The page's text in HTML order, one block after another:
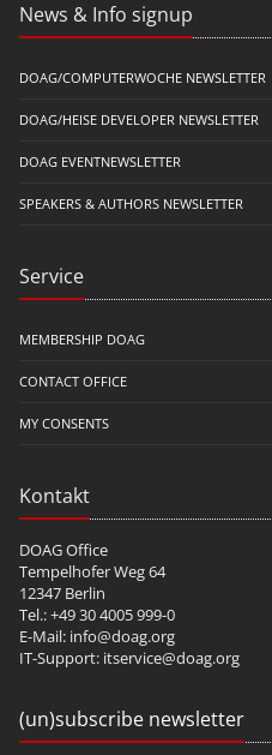
News & Info signup
DOAG/COMPUTERWOCHE NEWSLETTER
DOAG/HEISE DEVELOPER NEWSLETTER
DOAG EVENTNEWSLETTER
SPEAKERS & AUTHORS NEWSLETTER
Service
MEMBERSHIP DOAG
CONTACT OFFICE
MY CONSENTS
Kontakt
DOAG Office
Tempelhofer Weg 64
12347 Berlin
Tel.: +49 30 4005 999-0
E-Mail: info@doag.org
IT-Support: itservice@doag.org
(un)subscribe newsletter